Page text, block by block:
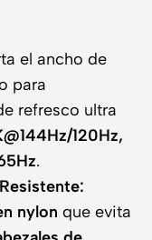
el ancho de
para
refresco ultra
120Hz,
.
nylon que evita